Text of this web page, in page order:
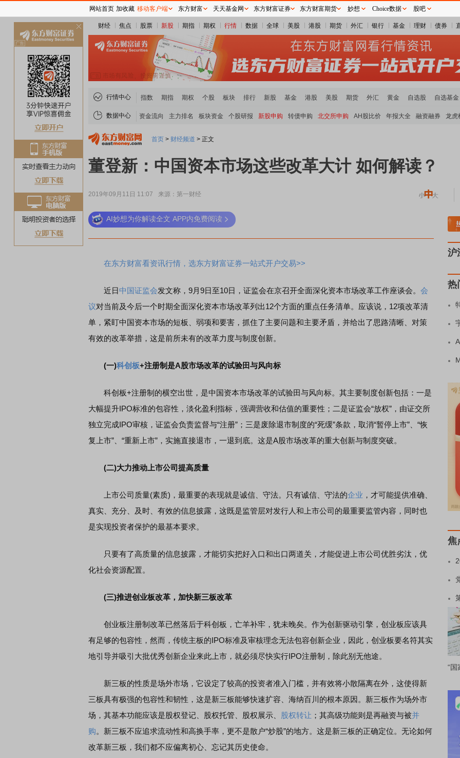
财经 焦点 股票 新股 期指 期权 行情 数据 全球 美股 港股 期货 外汇 银行 基金 理财 债券
行情中心 指数 期指 期权 个股 板块 排行 新股 基金 港股 美股 期货 外汇 黄金 自选股 自选基金
数据中心 资金流向 主力排名 板块资金 个股研报 新股申购 转债申购 北交所申购 AH股比价 年报大全 融资融券 龙虎
首页 > 财经频道 > 正文
董登新：中国资本市场这些改革大计 如何解读？
2019年09月11日 11:07 来源：第一财经
AI妙想为你解读全文 APP内免费阅读
在东方财富看资讯行情，选东方财富证券一站式开户交易>>
近日中国证监会发文称，9月9日至10日，证监会在京召开全面深化资本市场改革工作座谈会。 会
议对当前及今后一个时期全面深化资本市场改革列出12个方面的重点任务清单。应该说，12项改革清
单，紧盯中国资本市场的短板、弱项和要害，抓住了主要问题和主要矛盾，并给出了思路清晰、对策
有效的改革举措，这是前所未有的改革力度与制度创新。
(一)科创板+注册制是A股市场改革的试验田与风向标
科创板+注册制的横空出世，是中国资本市场改革的试验田与风向标。其主要制度创新包括：一是
大幅提升IPO标准的包容性，淡化盈利指标，强调营收和估值的重要性；二是证监会“放权”，由证交所
独立完成IPO审核，证监会负责监督与“注册”；三是废除退市制度的“死缓”条款，取消“暂停上市”、“恢
复上市”、“重新上市”，实施直接退市，一退到底。这是A股市场改革的重大创新与制度突破。
(二)大力推动上市公司提高质量
上市公司质量(素质)，最重要的表现就是诚信、守法。只有诚信、守法的企业 ，才可能提供准确、
真实、充分、及时、有效的信息披露，这既是监管层对发行人和上市公司的最重要监管内容，同时也
是实现投资者保护的最基本要求。
只要有了高质量的信息披露，才能切实把好入口和出口两道关，才能促进上市公司优胜劣汰，优
化社会资源配置。
(三)推进创业板改革，加快新三板改革
创业板注册制改革已然落后于科创板，亡羊补牢，犹未晚矣。作为创新驱动引擎，创业板应该具
有足够的包容性，然而，传统主板的IPO标准及审核理念无法包容创新企业，因此，创业板要名符其实
地引导并吸引大批优秀创新企业来此上市，就必须尽快实行IPO注册制，除此别无他途。
新三板的性质是场外市场，它设定了较高的投资者准入门槛，并有效将小散隔离在外，这使得新
三板具有极强的包容性和韧性，这是新三板能够快速扩容、海纳百川的根本原因。新三板作为场外市
场，其基本功能应该是股权登记、股权托管、股权展示、
股权转让 ；其高级功能则是再融资与被并
购。新三板不应追求流动性和高换手率，更不是散户“炒股”的地方。这是新三板的正确定位。无论如何
改革新三板，我们都不应偏离初心、忘记其历史使命。
稀土板块领涨 重
沪
热
焦
“国
网站首页 加收藏 移动客户端 东方财富 天天基金网 东方财富证券 东方财富期货 妙想 Choice数据 股吧
关